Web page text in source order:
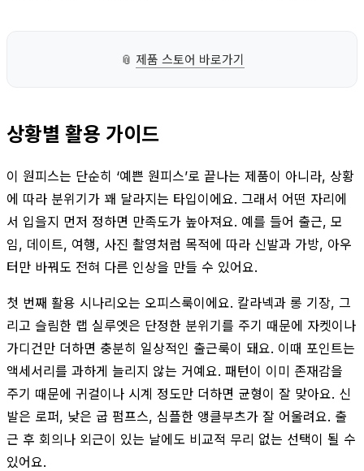
📎 제품 스토어 바로가기
상황별 활용 가이드
이 원피스는 단순히 ‘예쁜 원피스’로 끝나는 제품이 아니라, 상황
에 따라 분위기가 꽤 달라지는 타입이에요. 그래서 어떤 자리에
서 입을지 먼저 정하면 만족도가 높아져요. 예를 들어 출근, 모
임, 데이트, 여행, 사진 촬영처럼 목적에 따라 신발과 가방, 아우
터만 바꿔도 전혀 다른 인상을 만들 수 있어요.
첫 번째 활용 시나리오는 오피스룩이에요. 칼라넥과 롱 기장, 그
리고 슬림한 랩 실루엣은 단정한 분위기를 주기 때문에 자켓이나
가디건만 더하면 충분히 일상적인 출근룩이 돼요. 이때 포인트는
액세서리를 과하게 늘리지 않는 거예요. 패턴이 이미 존재감을
주기 때문에 귀걸이나 시계 정도만 더하면 균형이 잘 맞아요. 신
발은 로퍼, 낮은 굽 펌프스, 심플한 앵클부츠가 잘 어울려요. 출
근 후 회의나 외근이 있는 날에도 비교적 무리 없는 선택이 될 수
있어요.